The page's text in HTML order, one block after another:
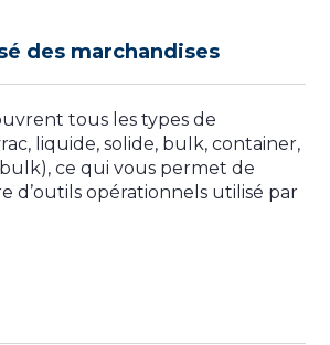
des marchandises
tous les types de
liquide, solide, bulk, container,
ce qui vous permet de
d’outils opérationnels utilisé par